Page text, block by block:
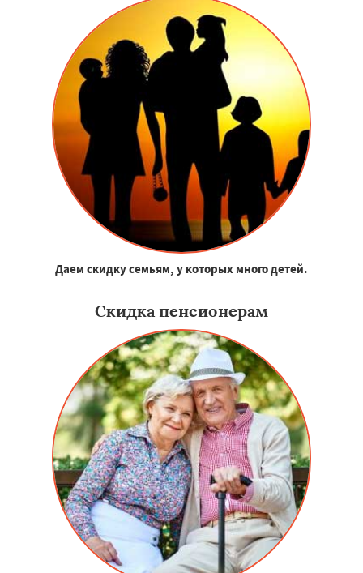
Даем скидку семьям, у которых много детей.
Скидка пенсионерам